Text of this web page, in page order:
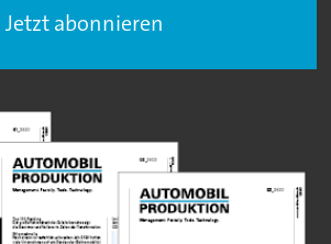
Jetzt abonnieren